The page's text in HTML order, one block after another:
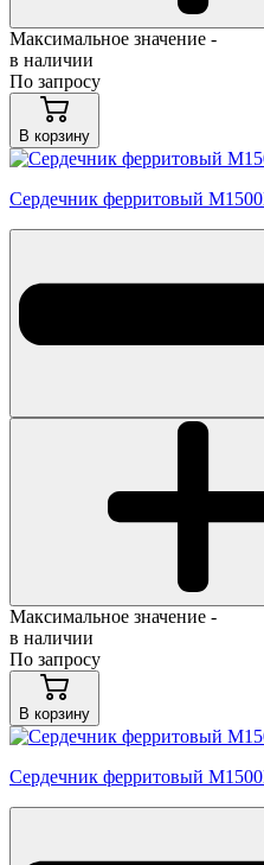
Максимальное значение -
в наличии
По запросу
В корзину
Сердечник ферритовый
Максимальное значение -
в наличии
По запросу
В корзину
Сердечник ферритовый